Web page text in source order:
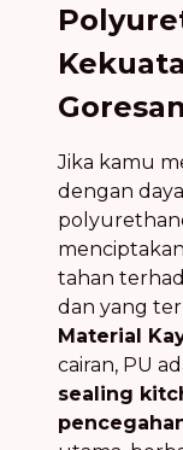
Jika kamu
dengan
tahan
dan yang
Material
cairan, PU
sealing